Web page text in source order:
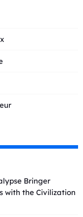
Bringer
with the Civilization